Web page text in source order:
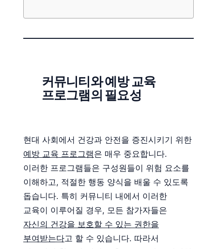
커뮤니티와 예방 교육
프로그램의 필요성
현대 사회에서 건강과 안전을 증진시키기 위한
예방 교육 프로그램은 매우 중요합니다.
이러한 프로그램들은 구성원들이 위험 요소를
이해하고, 적절한 행동 양식을 배울 수 있도록
돕습니다. 특히 커뮤니티 내에서 이러한
교육이 이루어질 경우, 모든 참가자들은
자신의 건강을 보호할 수 있는 권한을
부여받는다고 할 수 있습니다. 따라서